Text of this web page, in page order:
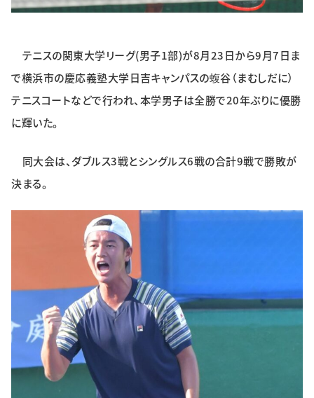
学生記者募集 お問い合わせ
テニスの関東大学リーグ(男子1部)が8月23日から9月7日ま
で横浜市の慶応義塾大学日吉キャンパスの蝮谷（まむしだに）
テニスコートなどで行われ、本学男子は全勝で20年ぶりに優勝
に輝いた。
同大会は、ダブルス3戦とシングルス6戦の合計9戦で勝敗が
決まる。